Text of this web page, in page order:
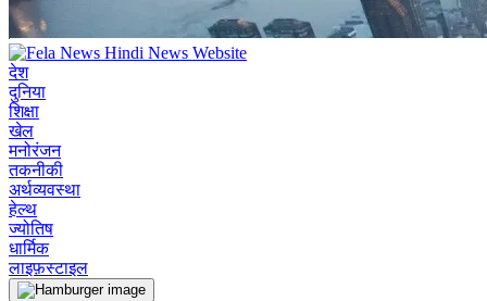
देश
दुनिया
शिक्षा
खेल
मनोरंजन
तकनीकी
अर्थव्यवस्था
हेल्थ
ज्योतिष
धार्मिक
लाइफ़स्टाइल